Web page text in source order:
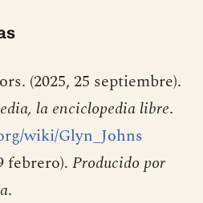
(2025, 25 septiembre).
la enciclopedia libre.
wiki/Glyn_Johns
febrero). Producido por
.